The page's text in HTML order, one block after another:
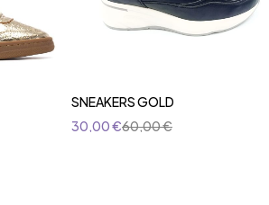
SNEAKERS GOLD
60,00€
30,00€